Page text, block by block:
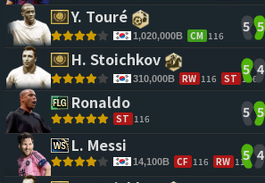
Y. Touré
1,020,000B CM 116
5 5
H. Stoichkov
310,000B RW 116 ST 116
5 4
Ronaldo
ST 116 5 5
L. Messi
14,100B CF 116 RW 116
5 4